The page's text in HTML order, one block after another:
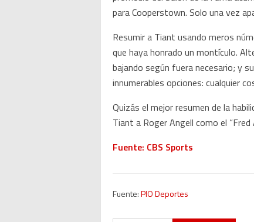
para Cooperstown. Solo una vez
Resumir a Tiant usando meros
que haya honrado un montículo.
bajando según fuera necesario; y
innumerables opciones: cualquier
Quizás el mejor resumen de la
Tiant a Roger Angell como el “Fred
Fuente: CBS Sports
Fuente:PIO Deportes